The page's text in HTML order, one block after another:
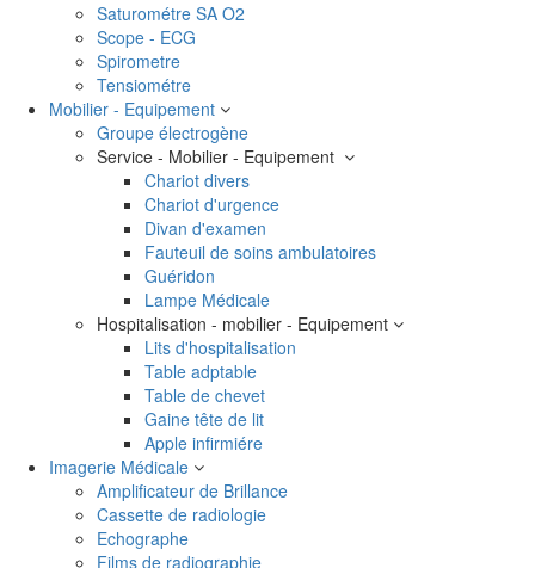
Saturométre SA O2
Scope - ECG
Spirometre
Tensiométre
Mobilier - Equipement
Groupe électrogène
Service - Mobilier - Equipement
Chariot divers
Chariot d'urgence
Divan d'examen
Fauteuil de soins ambulatoires
Guéridon
Lampe Médicale
Hospitalisation - mobilier - Equipement
Lits d'hospitalisation
Table adptable
Table de chevet
Gaine tête de lit
Apple infirmiére
Imagerie Médicale
Amplificateur de Brillance
Cassette de radiologie
Echographe
Films de radiographie